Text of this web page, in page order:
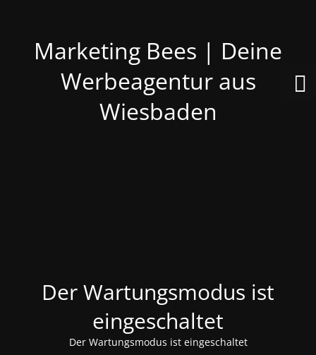
Marketing Bees | Deine
Werbeagentur aus
Wiesbaden
Der Wartungsmodus ist
eingeschaltet
Der Wartungsmodus ist eingeschaltet